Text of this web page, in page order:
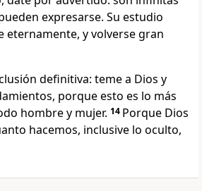
expresarse. Su estudio
eternamente, y volverse gran
definitiva: teme a Dios y
porque esto es lo más
hombre y mujer. 14 Porque Dios
hacemos, inclusive lo oculto,